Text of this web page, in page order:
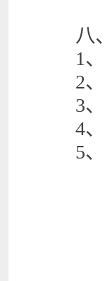
八
1、
2、
3、
4、
5、